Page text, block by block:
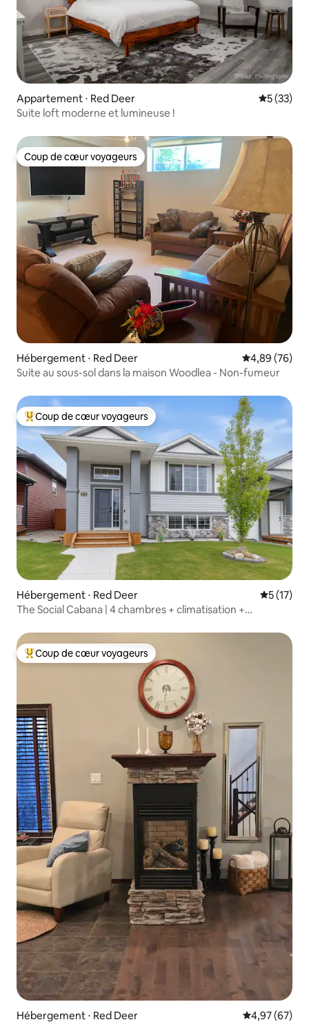
Appartement ⋅ Red Deer
5 (33)
Suite loft moderne et lumineuse !
Coup de cœur voyageurs
Coup de cœur voyageurs
Hébergement ⋅ Red Deer Évaluation
4,89 (76)
Suite au sous-sol dans la maison Woodlea - Non-fumeur
Coups de cœur voyageurs les plus appréciés
Coup de cœur voyageurs
Hébergement ⋅ Red Deer
5 (17)
The Social Cabana | 4 chambres + climatisation +
Coups de cœur voyageurs les plus appréciés
Coup de cœur voyageurs
Hébergement ⋅ Red Deer Évaluation
4,97 (67)